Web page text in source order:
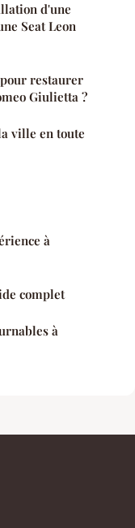
d'une
Seat Leon
restaurer
Giulietta ?
ville en toute
à
complet
à